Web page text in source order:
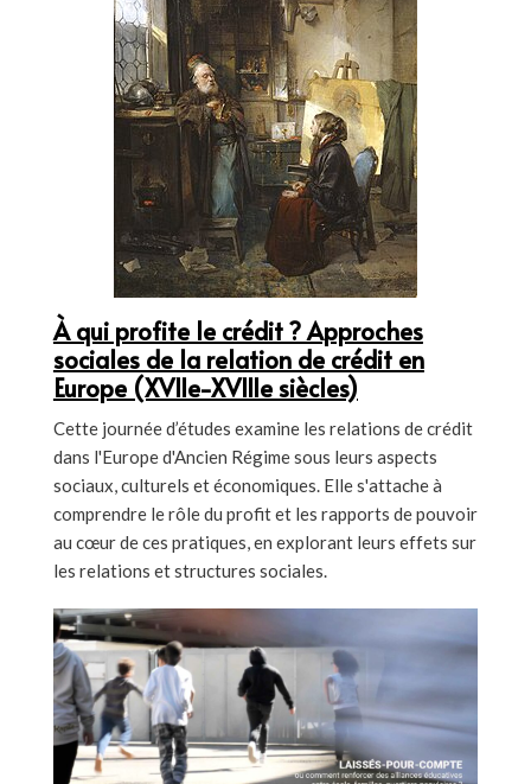
À qui profite le crédit ? Approches
sociales de la relation de crédit en
Europe (XVIIe-XVIIIe siècles)
Cette journée d’études examine les relations de crédit
dans l'Europe d'Ancien Régime sous leurs aspects
sociaux, culturels et économiques. Elle s'attache à
comprendre le rôle du profit et les rapports de pouvoir
au cœur de ces pratiques, en explorant leurs effets sur
les relations et structures sociales.